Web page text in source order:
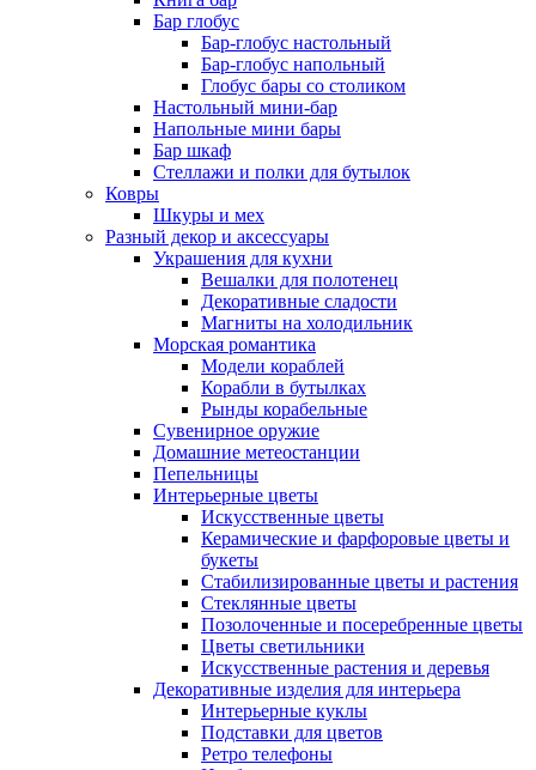
Бар глобус
Бар-глобус настольный
Бар-глобус напольный
Глобус бары со столиком
Настольный мини-бар
Напольные мини бары
Бар шкаф
Стеллажи и полки для бутылок
Ковры
Шкуры и мех
Разный декор и аксессуары
Украшения для кухни
Вешалки для полотенец
Декоративные сладости
Магниты на холодильник
Морская романтика
Модели кораблей
Корабли в бутылках
Рынды корабельные
Сувенирное оружие
Домашние метеостанции
Пепельницы
Интерьерные цветы
Искусственные цветы
Керамические и фарфоровые цветы и
букеты
Стабилизированные цветы и растения
Стеклянные цветы
Позолоченные и посеребренные цветы
Цветы светильники
Искусственные растения и деревья
Декоративные изделия для интерьера
Интерьерные куклы
Подставки для цветов
Ретро телефоны